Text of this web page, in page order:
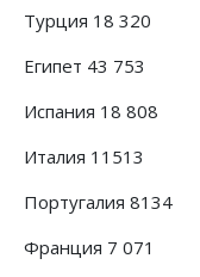
Турция 18 320
Египет 43 753
Испания 18 808
Италия 11513
Португалия 8134
Франция 7 071